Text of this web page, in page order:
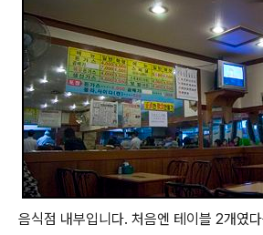
음식점 내부입니다. 처음엔 테이블 2개였